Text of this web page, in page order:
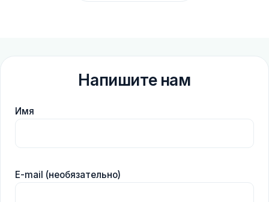
Напишите нам
Имя
E-mail (необязательно)